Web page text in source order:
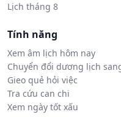
Lịch tháng 8
Tính năng
Xem âm lịch hôm nay
Chuyển đổi dương lịch
Gieo quẻ hỏi việc
Tra cứu can chi
Xem ngày tốt xấu